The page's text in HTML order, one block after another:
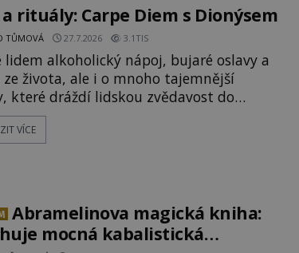
zeptá se ho jeden z templářů. „Do Sk
rituály: Carpe Diem s Dionýsem
TŮMOVÁ 27.7.2026 3.1TIS
lidem alkoholický nápoj, bujaré oslavy a
života, ale i o mnoho tajemnější
které dráždí lidskou zvědavost do
dní. Co doopravdy představuje bůh,
říkají Bakchus? Mytologický příběh
VÍCE
Abramelinova magická kniha:
mocná kabalistická